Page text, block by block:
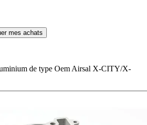
mes achats
de type Oem Airsal X-CITY/X-